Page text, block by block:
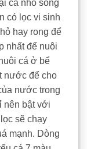
cá nhỏ sống
có lọc vi sinh
hay rong để
nhất để nuôi
cá ở bể
nước để cho
nước trong
nên bật với
sẽ chạy
mạnh. Dòng